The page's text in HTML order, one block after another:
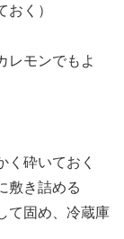
く）
モンでもよ
く砕いておく
敷き詰める
て固め、冷蔵庫